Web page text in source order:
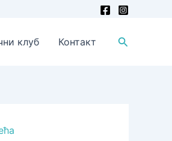
клуб Контакт Претрага